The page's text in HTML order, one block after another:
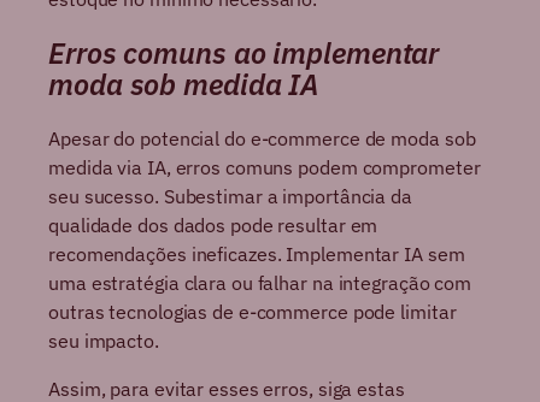
Erros comuns ao implementar
moda sob medida IA
Apesar do potencial do e-commerce de moda sob
medida via IA, erros comuns podem comprometer
seu sucesso. Subestimar a importância da
qualidade dos dados pode resultar em
recomendações ineficazes. Implementar IA sem
uma estratégia clara ou falhar na integração com
outras tecnologias de e-commerce pode limitar
seu impacto.
Assim, para evitar esses erros, siga estas